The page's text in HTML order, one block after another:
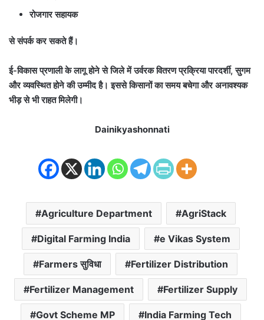
रोजगार सहायक
से संपर्क कर सकते हैं।
ई-विकास प्रणाली के लागू होने से जिले में उर्वरक वितरण प्रक्रिया पारदर्शी, सुगम
और व्यवस्थित होने की उम्मीद है। इससे किसानों का समय बचेगा और अनावश्यक
भीड़ से भी राहत मिलेगी।
Dainikyashonnati
Agriculture Department AgriStack
Digital Farming India e Vikas System
Farmers सुविधा Fertilizer Distribution
Fertilizer Management Fertilizer Supply
Govt Scheme MP India Farming Tech